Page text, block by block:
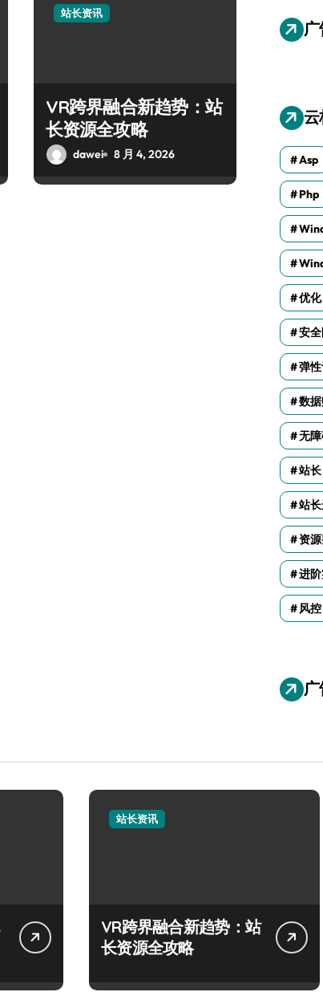
站长资讯
VR跨界融合新趋势：站
长资源全攻略
dawei 8 月 4, 2026 Asp
Php
优化
安
弹
数
无
站长
站
资
进
风控
站长资讯
VR跨界融合新趋势：站
长资源全攻略